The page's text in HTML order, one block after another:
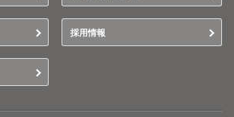
採用情報